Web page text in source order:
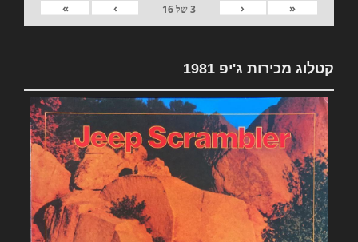
«
‹
3של16
›
»
קטלוג מכירות ג'יפ 1981